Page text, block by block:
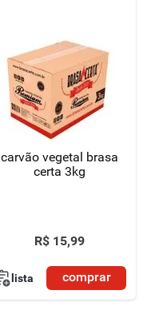
carvão vegetal brasa
certa 3kg
R$ 15,99
lista comprar